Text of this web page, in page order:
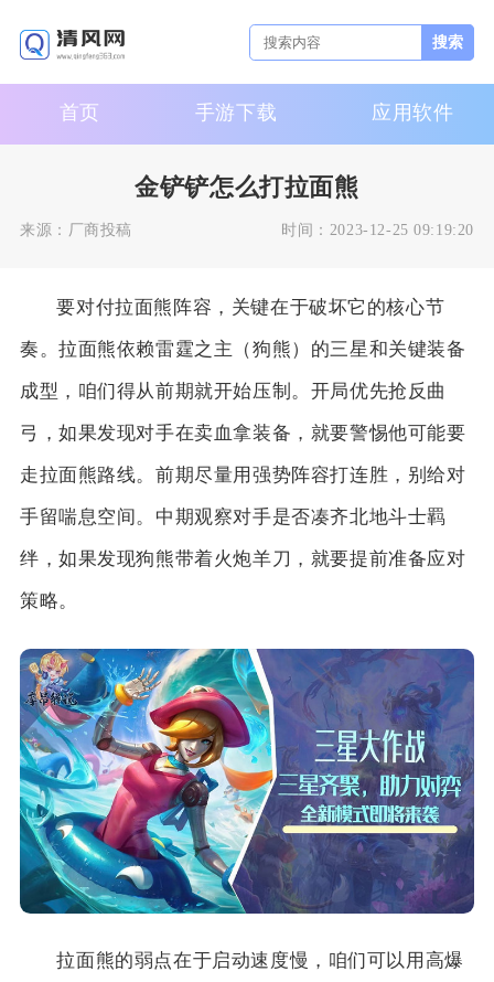
搜索
首页 手游下载 应用软件
金铲铲怎么打拉面熊
来源： 厂商投稿 时间： 2023-12-25 09:19:20
要对付拉面熊阵容，关键在于破坏它的核心节
奏。拉面熊依赖雷霆之主（狗熊）的三星和关键装备
成型，咱们得从前期就开始压制。开局优先抢反曲
弓，如果发现对手在卖血拿装备，就要警惕他可能要
走拉面熊路线。前期尽量用强势阵容打连胜，别给对
手留喘息空间。中期观察对手是否凑齐北地斗士羁
绊，如果发现狗熊带着火炮羊刀，就要提前准备应对
策略。
拉面熊的弱点在于启动速度慢，咱们可以用高爆